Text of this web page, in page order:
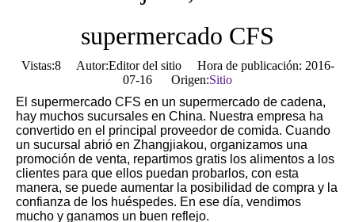
supermercado CFS
Vistas:8Autor:Editor del sitio Hora de publicación: 2016-
07-16 Origen:Sitio
El supermercado CFS en un supermercado de cadena,
hay muchos sucursales en China. Nuestra empresa ha
convertido en el principal proveedor de comida. Cuando
un sucursal abrió en Zhangjiakou, organizamos una
promoción de venta, repartimos gratis los alimentos a los
clientes para que ellos puedan probarlos, con esta
manera, se puede aumentar la posibilidad de compra y la
confianza de los huéspedes. En ese día, vendimos
mucho y ganamos un buen reflejo.